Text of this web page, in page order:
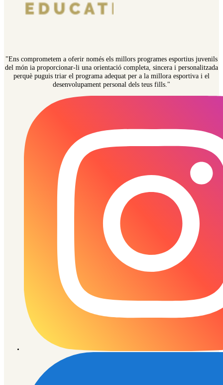
"Ens comprometem a oferir només els millors programes esportius juvenils
del món ia proporcionar-li una orientació completa, sincera i personalitzada
perquè puguis triar el programa adequat per a la millora esportiva i el
desenvolupament personal dels teus fills."